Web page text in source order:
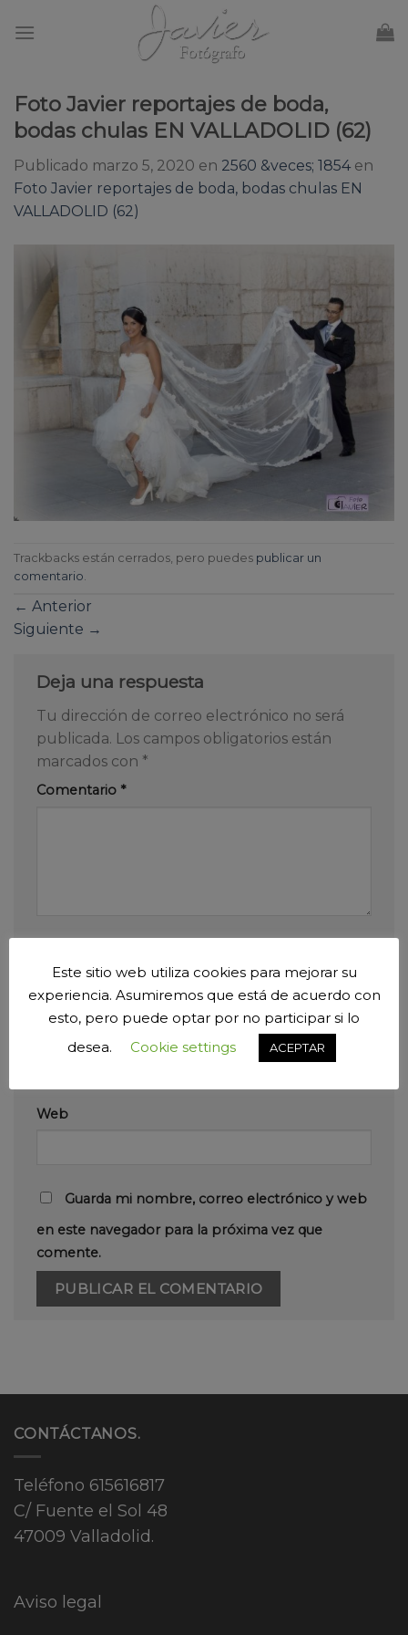
Foto Javier reportajes de boda,
bodas chulas EN VALLADOLID (62)
Publicado marzo 5, 2020 en 2560 &veces; 1854 en
Foto Javier reportajes de boda, bodas chulas EN
VALLADOLID (62)
Trackbacks están cerrados, pero puedes publicar un
comentario.
← Anterior
Siguiente →
Deja una respuesta
Tu dirección de correo electrónico no será
publicada. Los campos obligatorios están
marcados con *
Comentario *
Correo electrónico
Web
Guarda mi nombre, correo electrónico y web
en este navegador para la próxima vez que
comente.
CONTÁCTANOS.
Teléfono 615616817
C/ Fuente el Sol 48
47009 Valladolid.
Aviso legal
Este sitio web utiliza cookies para mejorar su
experiencia. Asumiremos que está de acuerdo con
esto, pero puede optar por no participar si lo
desea.
Cookie settings ACEPTAR